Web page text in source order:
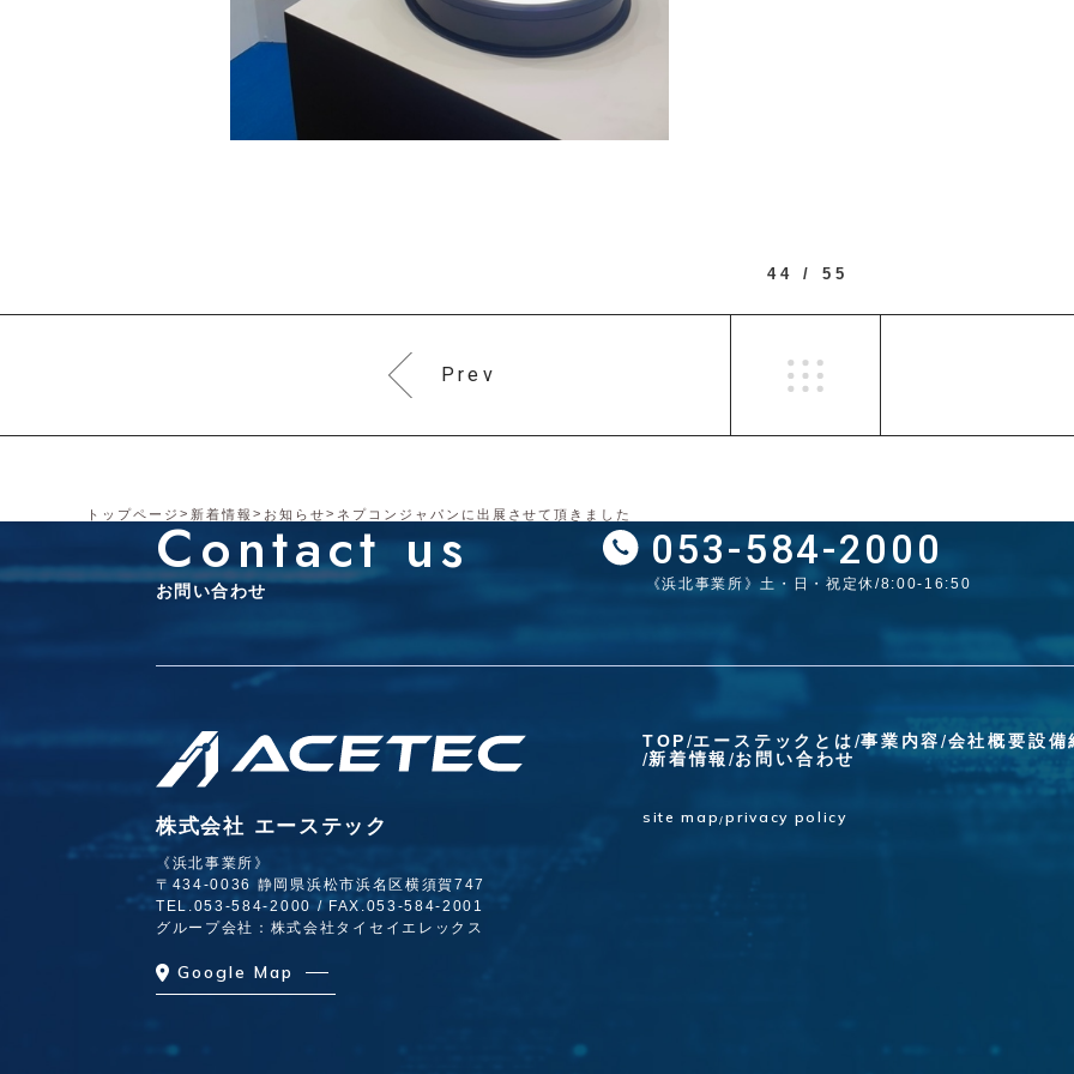
44 / 55
Prev
トップページ 新着情報 お知らせ ネプコンジャパンに出展させて頂きました
Contact us
お問い合わせ
053-584-2000
《浜北事業所》土・日・祝定休/8:00-16:50
株式会社 エーステック
《浜北事業所》
〒434-0036 静岡県浜松市浜名区横須賀747
TEL.053-584-2000 / FAX.053-584-2001
グループ会社：株式会社タイセイエレックス
Google Map
TOP エーステックとは 事業内容 会社概要設備
新着情報 お問い合わせ
site map privacy policy